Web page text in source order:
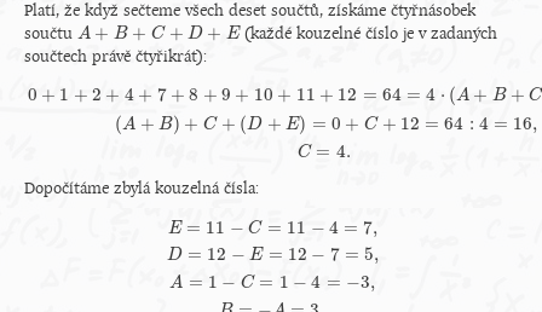
Platí, že když sečteme všech deset součtů, získáme čtyřnásobek
součtu A + B + C + D + E
A+ B+ C+ D+ E
(každé kouzelné číslo je v zadaných
součtech právě čtyřikrát):
0 + 1 + 2 + 4 + 7 + 8 + 9 + 10 + 11 + 12 = 64 = 4 ⋅ (A + B + C
(A + B) + C + (D + E) = 0 + C + 12 = 64 : 4 = 16,
C = 4.
8+9+10+11+12= 64 =4⋅( A+ B+C +D +E),( A+ B) +C+ (D +E) = 0+ C+ 12=
Dopočítáme zbylá kouzelná čísla:
E = 11 − C = 11 − 4 = 7,
D = 12 − E = 12 − 7 = 5,
A = 1 − C = 1 − 4 = −3,
= −4 7=